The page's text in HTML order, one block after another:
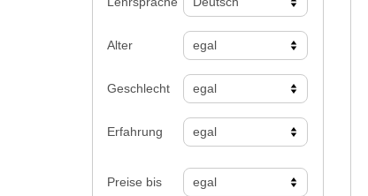
Alter
Geschlecht
Erfahrung
Preise bis